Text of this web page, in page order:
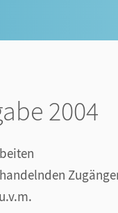
2004